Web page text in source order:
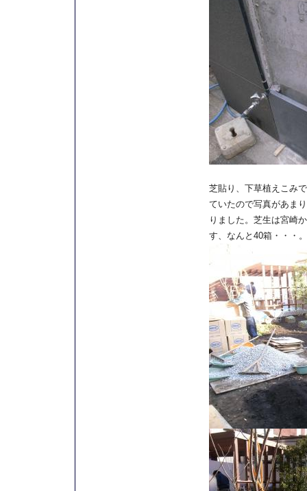
芝貼り、下草植えこみ
ていたので写真があま
りました。芝生は宮崎
す、なんと40箱・・・